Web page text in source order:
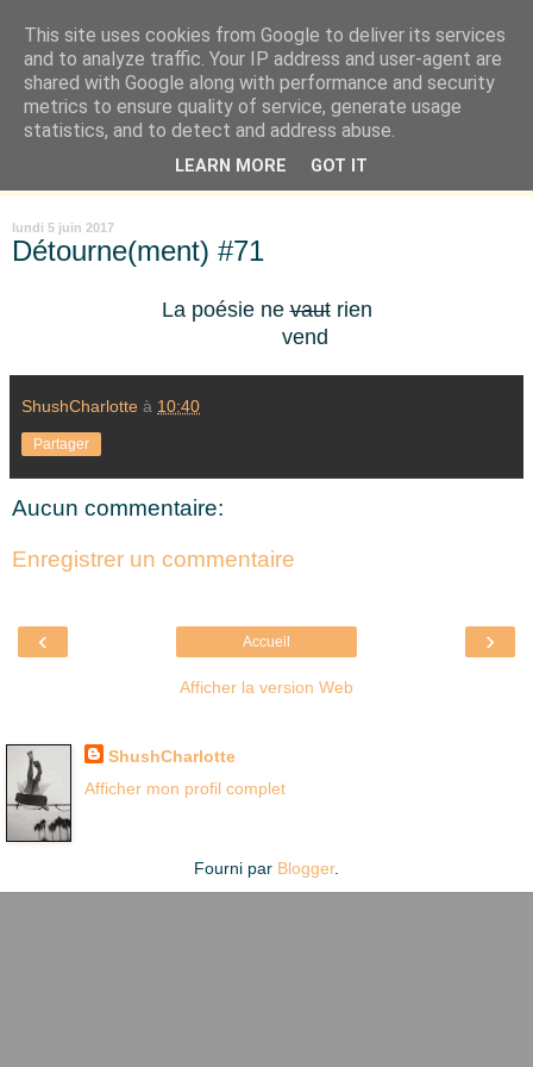
Là où je suis née
"Les temps sont durs pour les rêveurs" mais shush shush,
j'ai le cœur à l'affût et j'ouvre mon carnet de peau. « Soyez
vous-même, tous les autres sont déjà pris. » Oscar Wilde
lundi 5 juin 2017
Détourne(ment) #71
La poésie nevautrien
vend
ShushCharlotte à 10:40
Partager
Aucun commentaire:
Enregistrer un commentaire
‹ ›
Accueil
Afficher la version Web
ShushCharlotte
Afficher mon profil complet
Fourni par Blogger.
This site uses cookies from Google to deliver its services
and to analyze traffic. Your IP address and user-agent are
shared with Google along with performance and security
metrics to ensure quality of service, generate usage
statistics, and to detect and address abuse.
LEARN MORE GOT IT